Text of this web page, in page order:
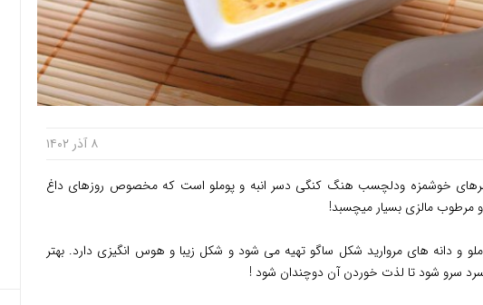
۸ آذر ۱۴۰۲
خوشمزه ودلچسب هنگ کنگی دسر انبه و پوملو است که مخصوص روزهای داغ
مرطوب مالزی بسیار میچسبد!
و دانه های مروارید شکل ساگو تهیه می شود و شکل زیبا و هوس انگیزی دارد. بهتر
سرو شود تا لذت خوردن آن دوچندان شود !